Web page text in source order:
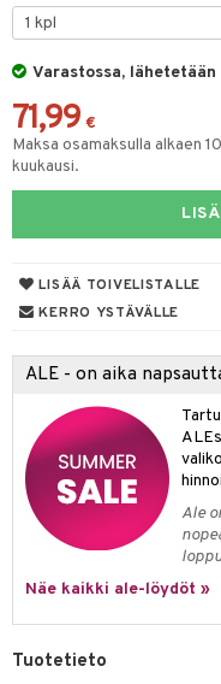
Varastossa, lähetetään
71,99 €
Maksa osamaksulla alkaen
kuukausi.
LISÄÄ TOIVELISTALLE
KERRO YSTÄVÄLLE
ALE - on aika
Ale
Näe kaikki ale-löydöt »
Tuotetieto
& Vihannesveitset
& Korit
tekstiilit
tekstiilit
tekstiilit
& Tyynyliinat
& Peitot
hyönteissuoja
& Lyhdyt